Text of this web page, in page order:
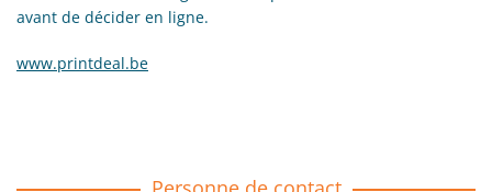
avant de décider en ligne.
www.printdeal.be